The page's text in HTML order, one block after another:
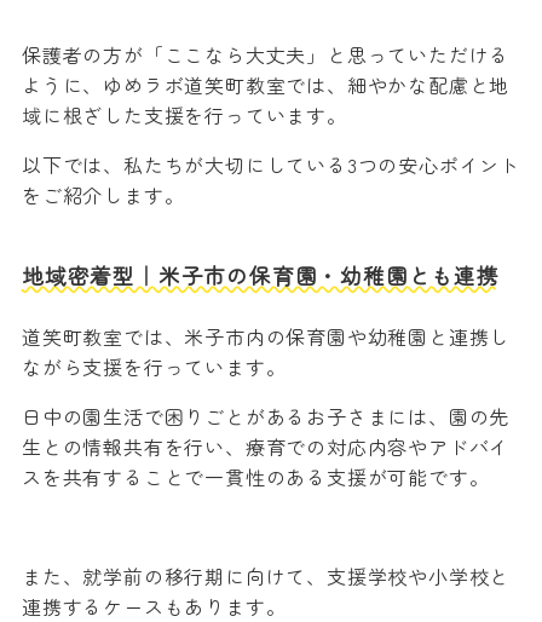
保護者の方が「ここなら大丈夫」と思っていただける
ように、ゆめラボ道笑町教室では、細やかな配慮と地
域に根ざした支援を行っています。
以下では、私たちが大切にしている3つの安心ポイント
をご紹介します。
地域密着型｜米子市の保育園・幼稚園とも連携
道笑町教室では、米子市内の保育園や幼稚園と連携し
ながら支援を行っています。
日中の園生活で困りごとがあるお子さまには、園の先
生との情報共有を行い、療育での対応内容やアドバイ
スを共有することで一貫性のある支援が可能です。
また、就学前の移行期に向けて、支援学校や小学校と
連携するケースもあります。